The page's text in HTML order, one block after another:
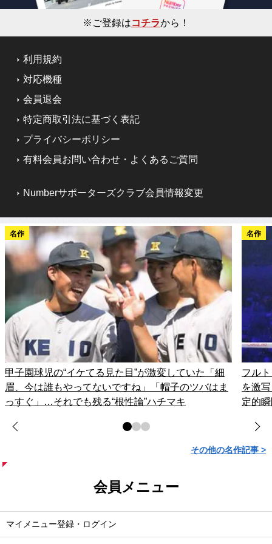
※ご登録はコチラから！
利用規約
対応機種
会員退会
特定商取引法に基づく表記
プライバシーポリシー
有料会員お問い合わせ・よくあるご質問
Numberサポーターズクラブ会員情報変更
名作
甲子園球児の“イケてる見た目”が激変していた「細
眉、今は誰もやってないですね」「帽子のツバはま
っすぐ」…それでも残る“根性論”ハチマキ
名作
フル
を激
定的
その他の名作記事 >
会員メニュー
マイメニュー登録・ログイン